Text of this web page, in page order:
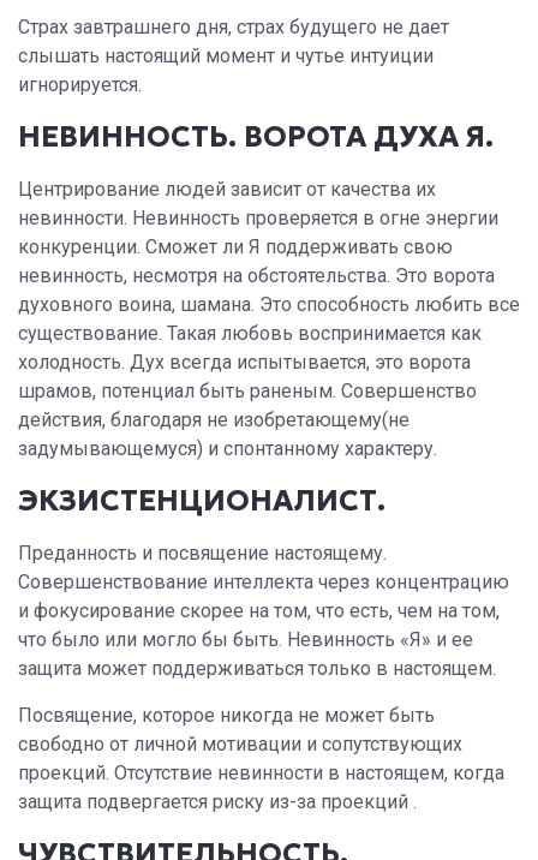
Страх завтрашнего дня, страх будущего не дает
слышать настоящий момент и чутье интуиции
игнорируется.
НЕВИННОСТЬ. ВОРОТА ДУХА Я.
Центрирование людей зависит от качества их
невинности. Невинность проверяется в огне энергии
конкуренции. Сможет ли Я поддерживать свою
невинность, несмотря на обстоятельства. Это ворота
духовного воина, шамана. Это способность любить все
существование. Такая любовь воспринимается как
холодность. Дух всегда испытывается, это ворота
шрамов, потенциал быть раненым. Совершенство
действия, благодаря не изобретающему(не
задумывающемуся) и спонтанному характеру.
ЭКЗИСТЕНЦИОНАЛИСТ.
Преданность и посвящение настоящему.
Совершенствование интеллекта через концентрацию
и фокусирование скорее на том, что есть, чем на том,
что было или могло бы быть. Невинность «Я» и ее
защита может поддерживаться только в настоящем.
Посвящение, которое никогда не может быть
свободно от личной мотивации и сопутствующих
проекций. Отсутствие невинности в настоящем, когда
защита подвергается риску из-за проекций .